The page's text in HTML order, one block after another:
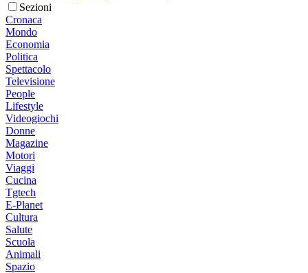
Sezioni
Cronaca
Mondo
Economia
Politica
Spettacolo
Televisione
People
Lifestyle
Videogiochi
Donne
Magazine
Motori
Viaggi
Cucina
Tgtech
E-Planet
Cultura
Salute
Scuola
Animali
Spazio